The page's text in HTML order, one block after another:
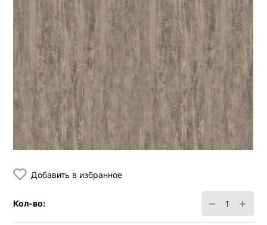
Добавить в избранное
Кол-во: − +